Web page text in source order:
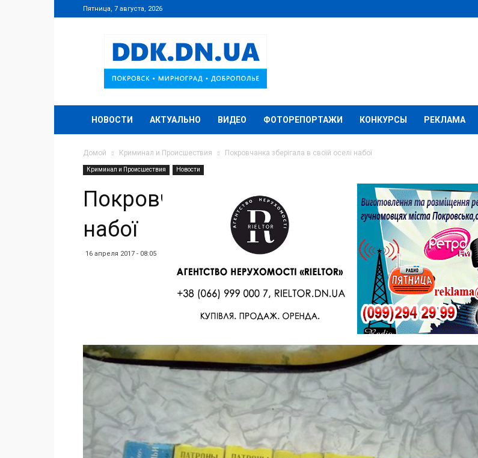
Пятница, 7 августа, 2026
DDK.DN.UA
НОВОСТИ АКТУАЛЬНО ВИДЕО ФОТОРЕПОРТАЖИ КОНКУРСЫ РЕКЛАМА
Домой Криминал и Происшествия Покровчанка зберігала в своїй оселі набої
Криминал и Происшествия Новости
Покровчанка зберігала в своїй оселі
набої
16 апреля 2017 - 08:05